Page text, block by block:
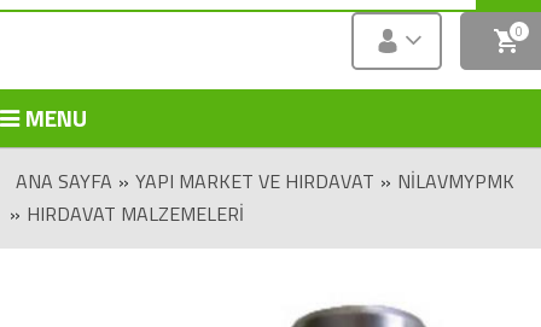
0
MENU
ANA SAYFA » YAPI MARKET VE HIRDAVAT » NILAVMYPMK
» HIRDAVAT MALZEMELERI